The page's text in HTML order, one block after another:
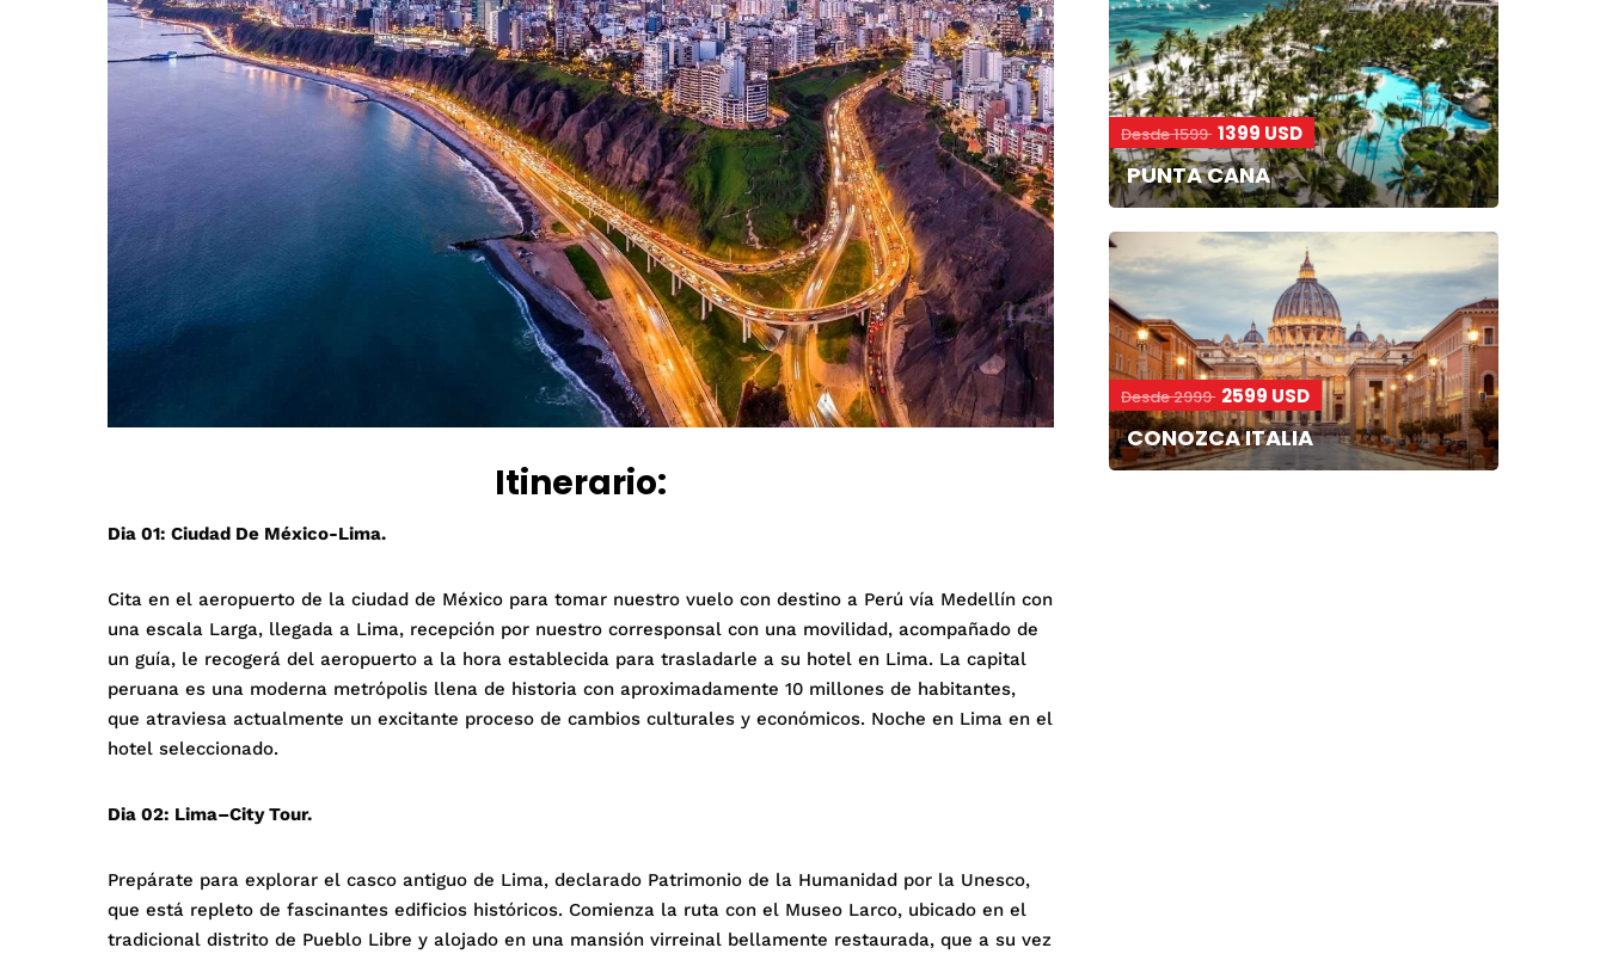
Desde 1599 1399 USD
PUNTA CANA
Desde 2999 2599 USD
CONOZCA ITALIA
Itinerario:
Dia 01: Ciudad De México-Lima.
Cita en el aeropuerto de la ciudad de México para tomar nuestro vuelo con destino a Perú vía Medellín con
una escala Larga, llegada a Lima, recepción por nuestro corresponsal con una movilidad, acompañado de
un guía, le recogerá del aeropuerto a la hora establecida para trasladarle a su hotel en Lima. La capital
peruana es una moderna metrópolis llena de historia con aproximadamente 10 millones de habitantes,
que atraviesa actualmente un excitante proceso de cambios culturales y económicos. Noche en Lima en el
hotel seleccionado.
Dia 02: Lima–City Tour.
Prepárate para explorar el casco antiguo de Lima, declarado Patrimonio de la Humanidad por la Unesco,
que está repleto de fascinantes edificios históricos. Comienza la ruta con el Museo Larco, ubicado en el
tradicional distrito de Pueblo Libre y alojado en una mansión virreinal bellamente restaurada, que a su vez